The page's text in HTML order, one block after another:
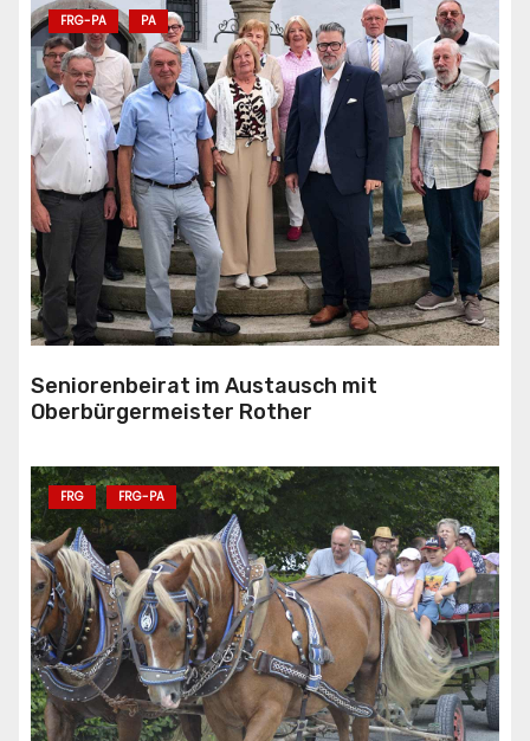
FRG-PA PA
Seniorenbeirat im Austausch mit
Oberbürgermeister Rother
FRG FRG-PA